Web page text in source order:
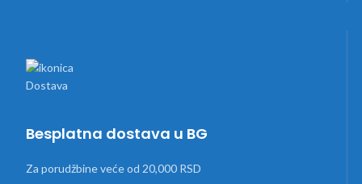
Besplatna dostava u BG
Za porudžbine veće od 20,000 RSD